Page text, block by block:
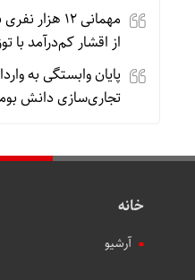
مهمانی ۱۲
از اقشار کم‌درآمد
پایان وابستگی به
تجاری‌سازی دانش
خانه
آرشیو